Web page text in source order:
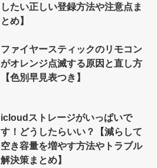
したい正しい登録方法や注意点ま
とめ】
ファイヤースティックのリモコン
がオレンジ点滅する原因と直し方
【色別早見表つき】
icloudストレージがいっぱいで
す！どうしたらいい？【減らして
空き容量を増やす方法やトラブル
解決策まとめ】